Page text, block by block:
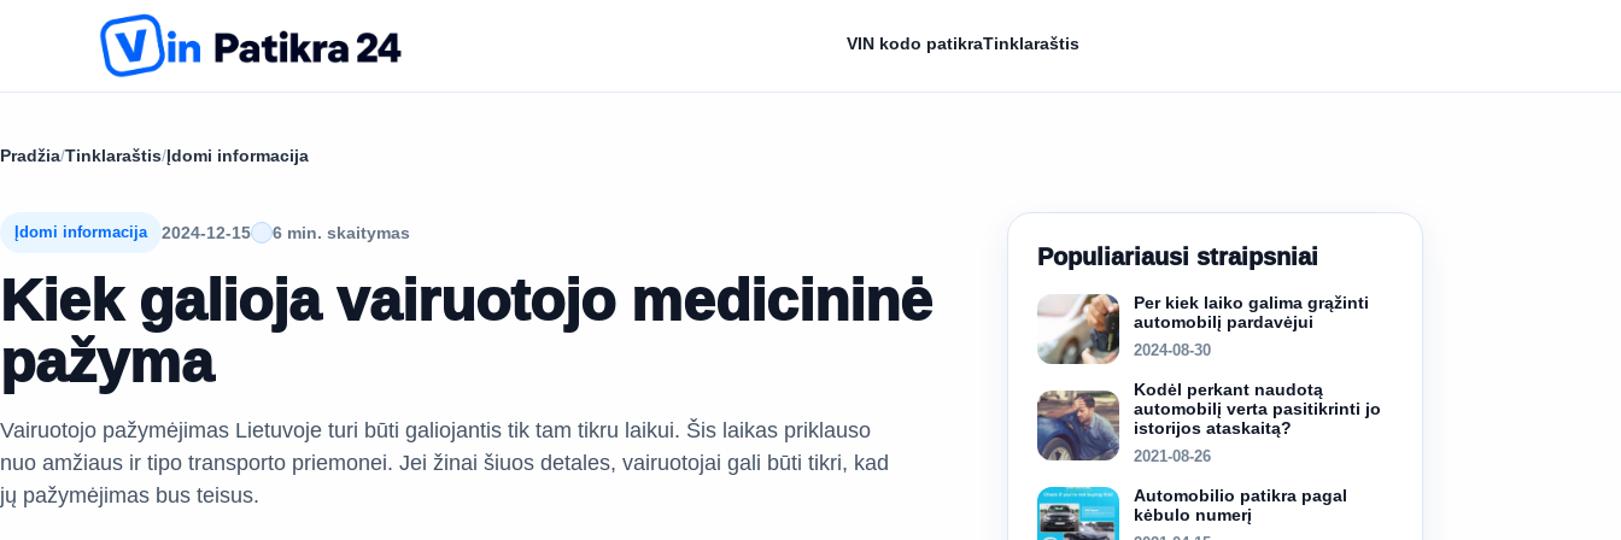
VIN kodo patikraTinklaraštis
Pradžia/Tinklaraštis/Įdomi informacija
Įdomi informacija 2024-12-15 6 min. skaitymas
Kiek galioja vairuotojo medicininė
pažyma
Vairuotojo pažymėjimas Lietuvoje turi būti galiojantis tik tam tikru laikui. Šis laikas priklauso
nuo amžiaus ir tipo transporto priemonei. Jei žinai šiuos detales, vairuotojai gali būti tikri, kad
jų pažymėjimas bus teisus.
Populiariausi straipsniai
Per kiek laiko galima grąžinti
automobilį pardavėjui
2024-08-30
Kodėl perkant naudotą
automobilį verta pasitikrinti jo
istorijos ataskaitą?
2021-08-26
Automobilio patikra pagal
kėbulo numerį